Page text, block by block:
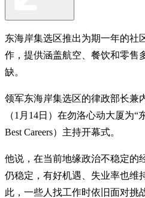
东海岸集选区推出为期一年的社
作，提供涵盖航空、餐饮和零售
缺。
领军东海岸集选区的律政部长兼
（1月14日）在勿洛心动大厦为“
Best Careers）主持开幕式。
他说，在当前地缘政治不稳定的
仍稳定，有好机遇、失业率也维
此，一些人找工作时依旧面对挑